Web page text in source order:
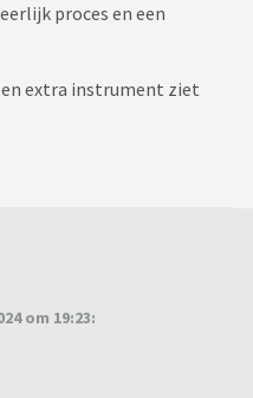
proces en een
extra instrument ziet
om 19:23: